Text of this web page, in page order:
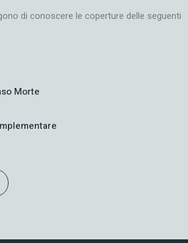
di conoscere le coperture delle seguenti
Morte